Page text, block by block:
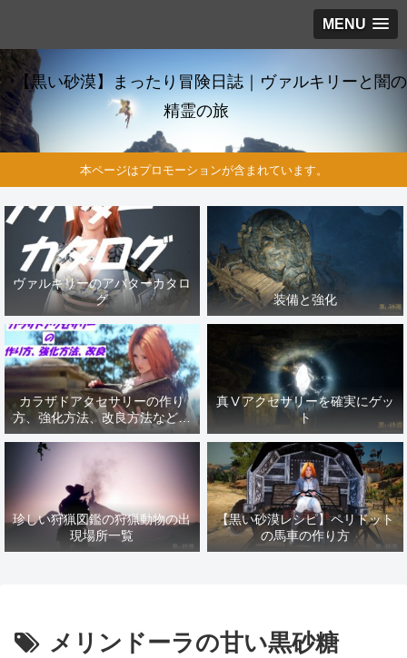
MENU
【黒い砂漠】まったり冒険日誌｜ヴァルキリーと闇の
精霊の旅
本ページはプロモーションが含まれています。
ヴァルキリーのアバターカタロ
グ
装備と強化
カラザドアクセサリーの作り
方、強化方法、改良方法などま
とめ【黒い砂漠冒険日誌１４１
真Ⅴアクセサリーを確実にゲッ
ト
珍しい狩猟図鑑の狩猟動物の出
現場所一覧
【黒い砂漠レシピ】ペリドット
の馬車の作り方
メリンドーラの甘い黒砂糖